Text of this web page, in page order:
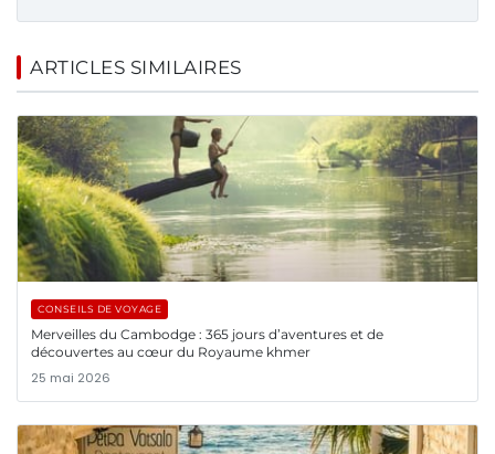
ARTICLES SIMILAIRES
CONSEILS DE VOYAGE
Merveilles du Cambodge : 365 jours d’aventures et de
découvertes au cœur du Royaume khmer
25 mai 2026